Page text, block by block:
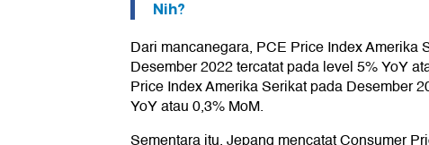
Nih?
Dari mancanegara, PCE Price Index Amerika
Desember 2022 tercatat pada level 5% YoY
Price Index Amerika Serikat pada Desember
YoY atau 0,3% MoM.